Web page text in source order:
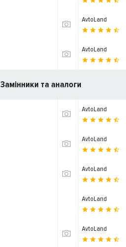
AvtoLand
AvtoLand
Замінники та аналоги
AvtoLand
AvtoLand
AvtoLand
AvtoLand
AvtoLand